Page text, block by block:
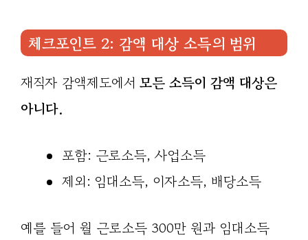
체크포인트 2: 감액 대상 소득의 범위
재직자 감액제도에서 모든 소득이 감액 대상은
아니다.
포함: 근로소득, 사업소득
제외: 임대소득, 이자소득, 배당소득
예를 들어 월 근로소득 300만 원과 임대소득